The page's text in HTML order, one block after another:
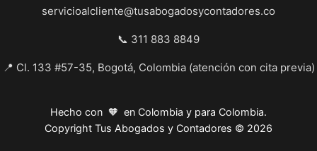
servicioalcliente@tusabogadosycontadores.co
📞 311 883 8849
📍 Cl. 133 #57-35, Bogotá, Colombia (atención con cita previa)
Hecho con 🧡 en Colombia y para Colombia.
Copyright Tus Abogados y Contadores © 2026